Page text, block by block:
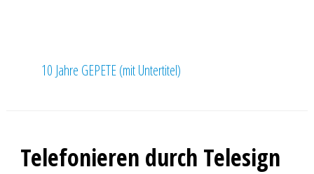
10 Jahre GEPETE (mit Untertitel)
Telefonieren durch Telesign